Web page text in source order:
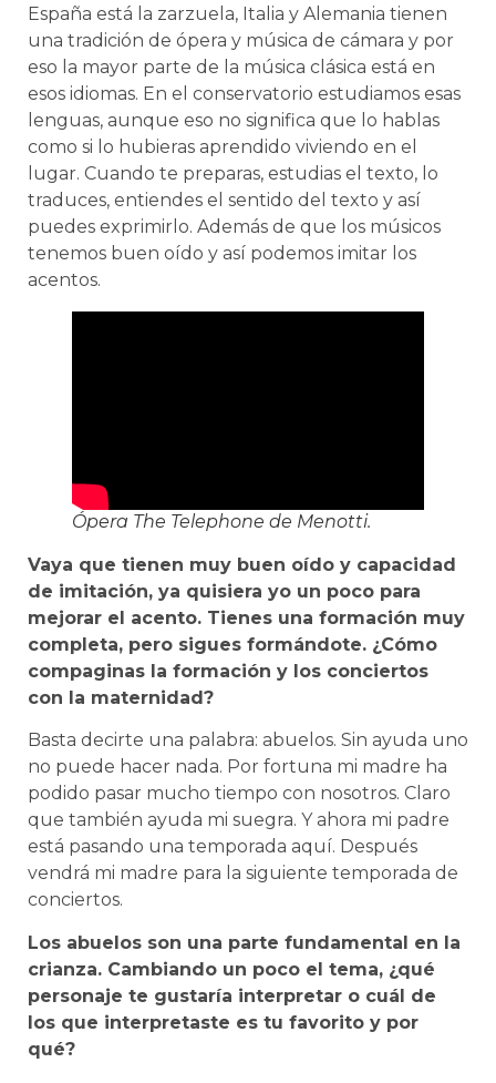
España está la zarzuela, Italia y Alemania tienen
una tradición de ópera y música de cámara y por
eso la mayor parte de la música clásica está en
esos idiomas. En el conservatorio estudiamos esas
lenguas, aunque eso no significa que lo hablas
como si lo hubieras aprendido viviendo en el
lugar. Cuando te preparas, estudias el texto, lo
traduces, entiendes el sentido del texto y así
puedes exprimirlo. Además de que los músicos
tenemos buen oído y así podemos imitar los
acentos.
Ópera The Telephone de Menotti.
Vaya que tienen muy buen oído y capacidad
de imitación, ya quisiera yo un poco para
mejorar el acento. Tienes una formación muy
completa, pero sigues formándote. ¿Cómo
compaginas la formación y los conciertos
con la maternidad?
Basta decirte una palabra: abuelos. Sin ayuda uno
no puede hacer nada. Por fortuna mi madre ha
podido pasar mucho tiempo con nosotros. Claro
que también ayuda mi suegra. Y ahora mi padre
está pasando una temporada aquí. Después
vendrá mi madre para la siguiente temporada de
conciertos.
Los abuelos son una parte fundamental en la
crianza. Cambiando un poco el tema, ¿qué
personaje te gustaría interpretar o cuál de
los que interpretaste es tu favorito y por
qué?